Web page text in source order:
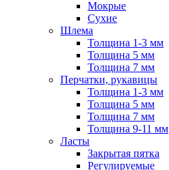
Мокрые
Сухие
Шлема
Толщина 1-3 мм
Толщина 5 мм
Толщина 7 мм
Перчатки, рукавицы
Толщина 1-3 мм
Толщина 5 мм
Толщина 7 мм
Толщина 9-11 мм
Ласты
Закрытая пятка
Регулируемые